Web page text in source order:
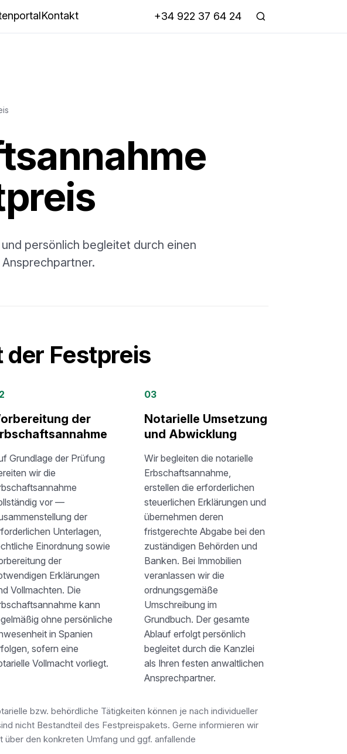
Kontakt +34 922 37 64 24
persönlich begleitet durch einen
Festpreis
der
Grundlage der Prüfung
wir die
vor —
der
Unterlagen,
Einordnung sowie
der
Erklärungen
Vollmachten. Die
kann
ohne persönliche
in Spanien
sofern eine
Vollmacht vorliegt.
03
Notarielle Umsetzung
und Abwicklung
Wir begleiten die notarielle
Erbschaftsannahme,
erstellen die erforderlichen
steuerlichen Erklärungen und
übernehmen deren
fristgerechte Abgabe bei den
zuständigen Behörden und
Banken. Bei Immobilien
veranlassen wir die
ordnungsgemäße
Umschreibung im
Grundbuch. Der gesamte
Ablauf erfolgt persönlich
begleitet durch die Kanzlei
als Ihren festen anwaltlichen
Ansprechpartner.
bzw. behördliche Tätigkeiten können je nach individueller
nicht Bestandteil des Festpreispakets. Gerne informieren wir
den konkreten Umfang und ggf. anfallende